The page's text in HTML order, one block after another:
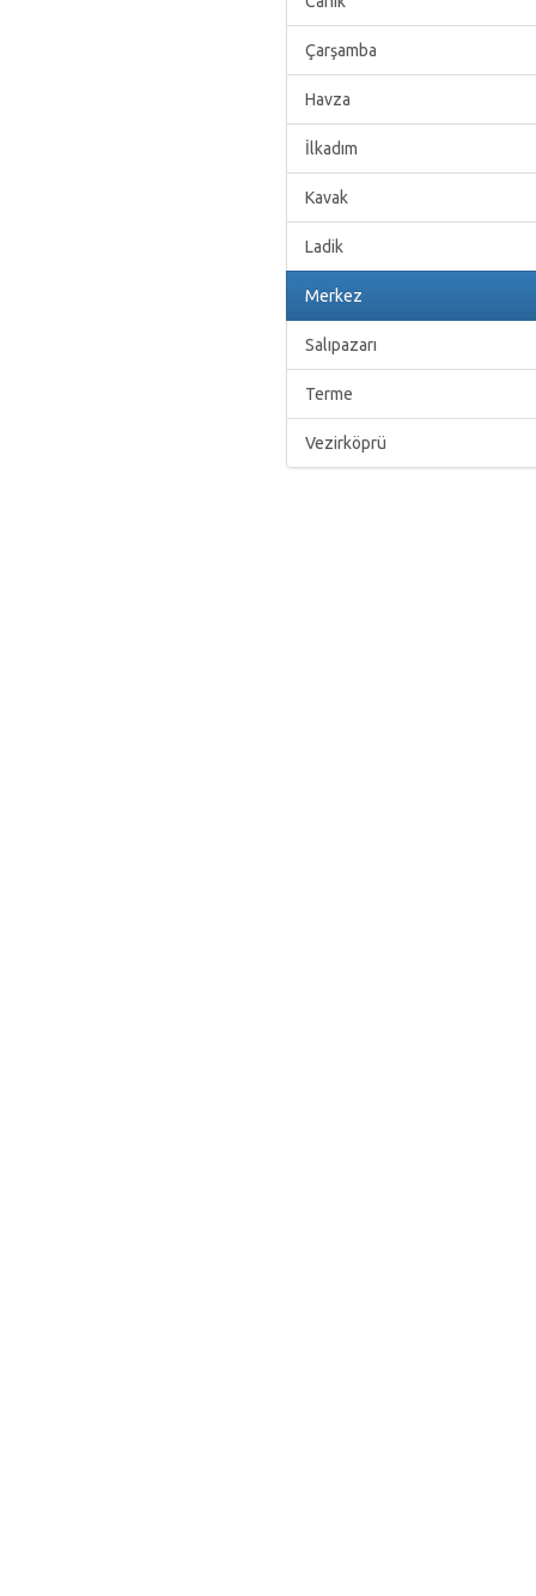
Çarşamba
Havza
İlkadım
Kavak
Ladik
Merkez
Salıpazarı
Terme
Vezirköprü